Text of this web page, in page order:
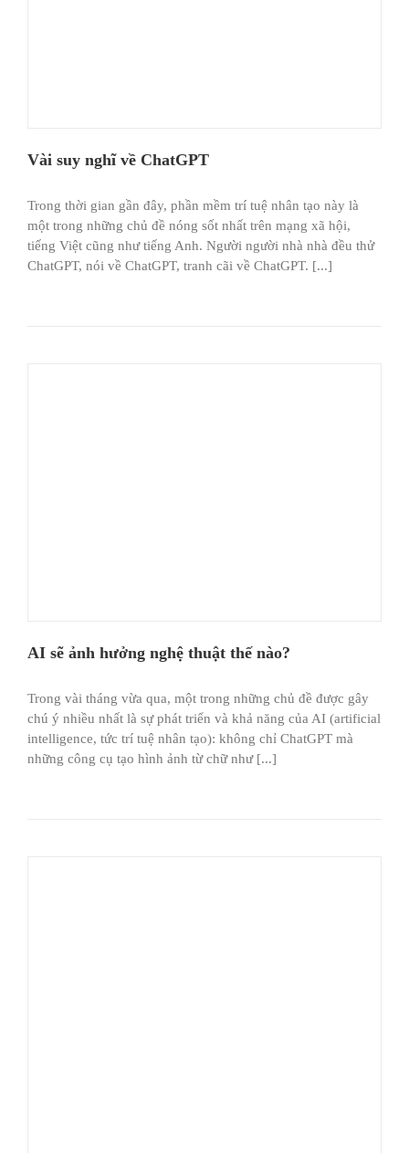
Vài suy nghĩ về ChatGPT
Trong thời gian gần đây, phần mềm trí tuệ nhân tạo này là
một trong những chủ đề nóng sốt nhất trên mạng xã hội,
tiếng Việt cũng như tiếng Anh. Người người nhà nhà đều thử
ChatGPT, nói về ChatGPT, tranh cãi về ChatGPT. [...]
AI sẽ ảnh hưởng nghệ thuật thế nào?
Trong vài tháng vừa qua, một trong những chủ đề được gây
chú ý nhiều nhất là sự phát triển và khả năng của AI (artificial
intelligence, tức trí tuệ nhân tạo): không chỉ ChatGPT mà
những công cụ tạo hình ảnh từ chữ như [...]